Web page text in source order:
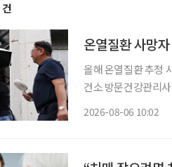
건
온열질환 사망
올해 온열질환 추정
건소 방문건강관리사업 통해 폭
2026-08-06 10:02